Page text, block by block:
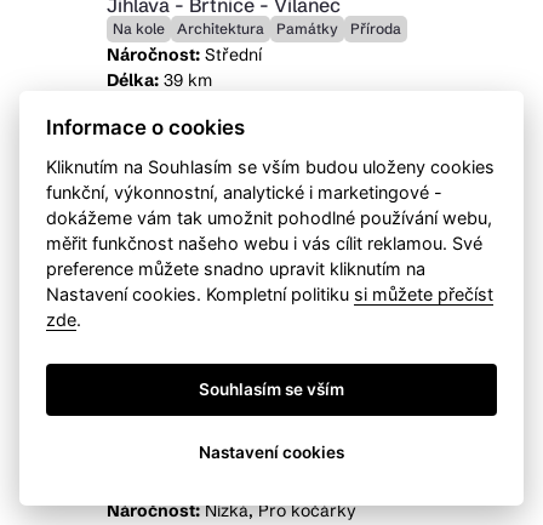
Na kole Architektura Památky Příroda
Náročnost:Střední
Délka:39 km
Kopcovitou krajinou Jihlavska do
historického města Brtnice
Dětské radovánky v Jihlavě
Náročnost:Nízká, Pro kočárky
Informace o cookies
Kliknutím na Souhlasím se vším budou uloženy cookies
funkční, výkonnostní, analytické i marketingové -
dokážeme vám tak umožnit pohodlné používání webu,
měřit funkčnost našeho webu i vás cílit reklamou. Své
preference můžete snadno upravit kliknutím na
Nastavení cookies. Kompletní politiku si můžete přečíst
zde.
Souhlasím se vším
Nastavení cookies